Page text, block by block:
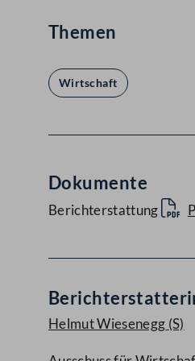
Themen
Wirtschaft
Dokumente
Berichterstattung
Helmut Wiesenegg (S)